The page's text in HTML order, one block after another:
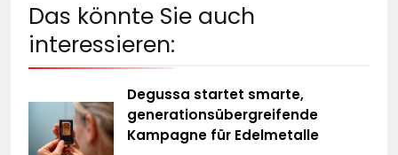
Das könnte Sie auch
interessieren:
Degussa startet smarte,
generationsübergreifende
Kampagne für Edelmetalle